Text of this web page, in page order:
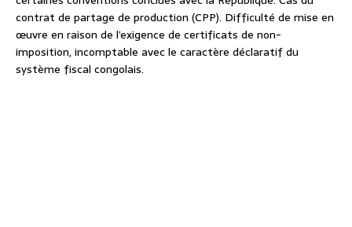
contrat de partage de production (CPP). Difficulté de mise en
œuvre en raison de l’exigence de certificats de non-
imposition, incomptable avec le caractère déclaratif du
système fiscal congolais.